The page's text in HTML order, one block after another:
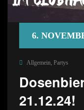
6.
Allgemein Partys
21.12.24!